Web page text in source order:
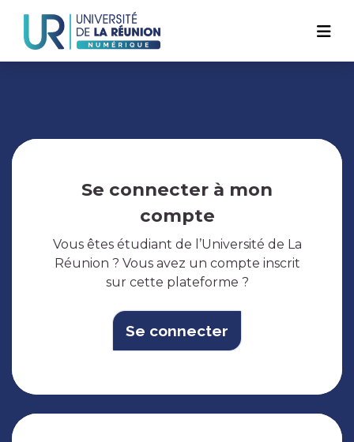
contenu
principal
Navigation
principale
Se connecter à mon
compte
Vous êtes étudiant de l’Université de La
Réunion ? Vous avez un compte inscrit
sur cette plateforme ?
Se connecter